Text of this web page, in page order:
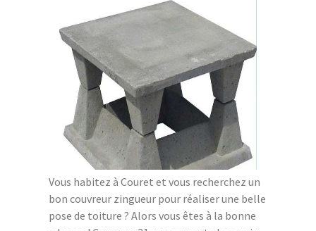
Vous habitez à Couret et vous recherchez un
bon couvreur zingueur pour réaliser une belle
pose de toiture ? Alors vous êtes à la bonne